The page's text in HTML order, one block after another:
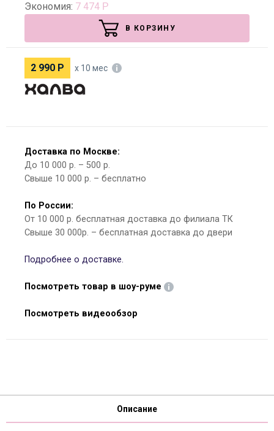
Экономия: 7 474 Р
В КОРЗИНУ
2 990 Р х 10 мес
Доставка по Москве:
До 10 000 р. – 500 р.
Свыше 10 000 р. – бесплатно
По России:
От 10 000 р. бесплатная доставка до филиала ТК
Свыше 30 000р. – бесплатная доставка до двери
Подробнее о доставке.
Посмотреть товар в шоу-руме
Посмотреть видеообзор
Описание